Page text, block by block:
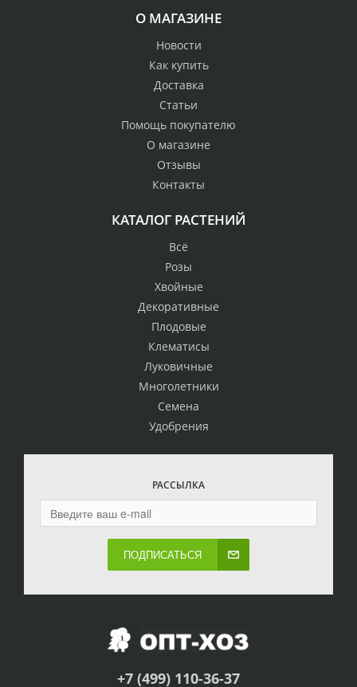
О МАГАЗИНЕ
Новости
Как купить
Доставка
Статьи
Помощь покупателю
О магазине
Отзывы
Контакты
КАТАЛОГ РАСТЕНИЙ
Всё
Розы
Хвойные
Декоративные
Плодовые
Клематисы
Луковичные
Многолетники
Семена
Удобрения
РАССЫЛКА
ПОДПИСАТЬСЯ
+7 (499) 110-36-37